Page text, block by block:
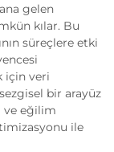
gelen
kılar. Bu
süreçlere etki
için veri
bir arayüz
ve eğilim
ile